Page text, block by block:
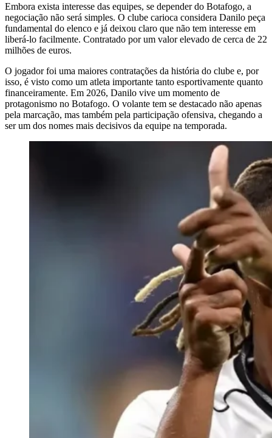
Embora exista interesse das equipes, se depender do Botafogo, a
negociação não será simples. O clube carioca considera Danilo peça
fundamental do elenco e já deixou claro que não tem interesse em
liberá-lo facilmente. Contratado por um valor elevado de cerca de 22
milhões de euros.
O jogador foi uma maiores contratações da história do clube e, por
isso, é visto como um atleta importante tanto esportivamente quanto
financeiramente. Em 2026, Danilo vive um momento de
protagonismo no Botafogo. O volante tem se destacado não apenas
pela marcação, mas também pela participação ofensiva, chegando a
ser um dos nomes mais decisivos da equipe na temporada.